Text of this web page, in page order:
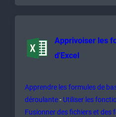
Apprivoiser les
d'Excel
Apprendre les formules de
déroulante
Utiliser les
Fusionner des fichiers et des